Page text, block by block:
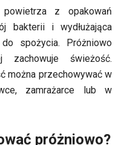
powietrza z opakowań
bakterii i wydłużająca
spożycia. Próżniowo
zachowuje świeżość.
można przechowywać w
zamrażarce lub w
próżniowo?